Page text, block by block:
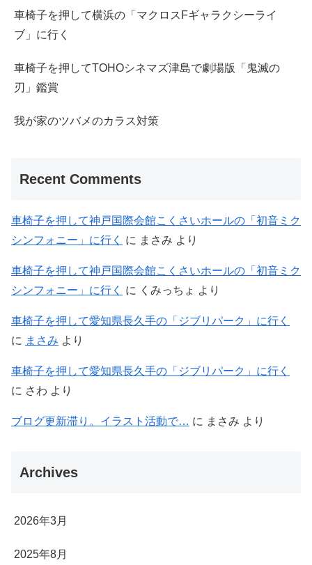
車椅子を押して横浜の「マクロスFギャラクシーライ
ブ」に行く
車椅子を押してTOHOシネマズ津島で劇場版「鬼滅の
刃」鑑賞
我が家のツバメのカラス対策
Recent Comments
車椅子を押して神戸国際会館こくさいホールの「初音ミク
シンフォニー」に行く
に まさみ より
車椅子を押して神戸国際会館こくさいホールの「初音ミク
シンフォニー」に行く
に くみっちょ より
車椅子を押して愛知県長久手の「ジブリパーク」に行く
に まさみ より
車椅子を押して愛知県長久手の「ジブリパーク」に行く
に さわ より
ブログ更新滞り。イラスト活動で… に まさみ より
Archives
2026年3月
2025年8月